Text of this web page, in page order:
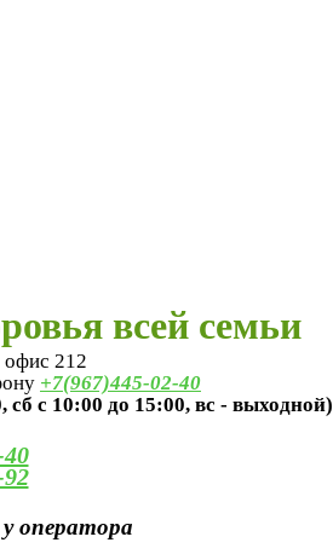
всей семьи
офис 212
+7(967)445-02-40
сб с 10:00 до 15:00, вс - выходной)
оператора